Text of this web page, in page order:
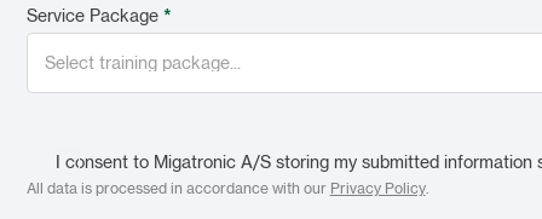
Service Package *
I consent to Migatronic A/S storing my submitted information
All data is processed in accordance with our Privacy Policy.